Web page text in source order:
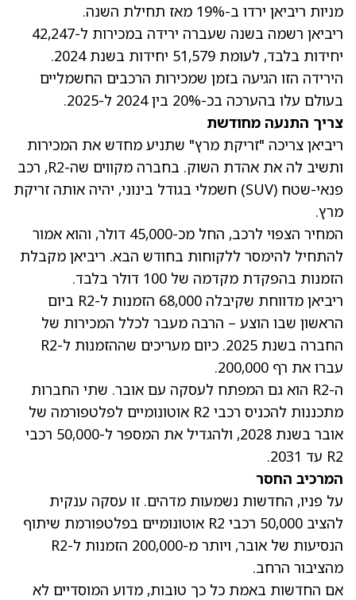
מניות ריביאן ירדו ב-19% מאז תחילת השנה.
ריביאן רשמה בשנה שעברה ירידה במכירות ל-42,247
יחידות בלבד, לעומת 51,579 יחידות בשנת 2024.
הירידה הזו הגיעה בזמן שמכירות הרכבים החשמליים
בעולם עלו בהערכה בכ-20% בין 2024 ל-2025.
צריך התנעה מחודשת
ריביאן צריכה "זריקת מרץ" שתניע מחדש את המכירות
ותשיב לה את אהדת השוק. בחברה מקווים שה-R2, רכב
פנאי-שטח (SUV) חשמלי בגודל בינוני, יהיה אותה זריקת
מרץ.
המחיר הצפוי לרכב, החל מכ-45,000 דולר, והוא אמור
להתחיל להימסר ללקוחות בחודש הבא. ריביאן מקבלת
הזמנות בהפקדת מקדמה של 100 דולר בלבד.
ריביאן מדווחת שקיבלה 68,000 הזמנות ל-R2 ביום
הראשון שבו הוצע – הרבה מעבר לכלל המכירות של
החברה בשנת 2025. כיום מעריכים שההזמנות ל-R2
עברו את רף 200,000.
ה-R2 הוא גם המפתח לעסקה עם אובר. שתי החברות
מתכננות להכניס רכבי R2 אוטונומיים לפלטפורמה של
אובר בשנת 2028, ולהגדיל את המספר ל-50,000 רכבי
R2 עד 2031.
המרכיב החסר
על פניו, החדשות נשמעות מדהים. זו עסקה ענקית
להציב 50,000 רכבי R2 אוטונומיים בפלטפורמת שיתוף
הנסיעות של אובר, ויותר מ-200,000 הזמנות ל-R2
מהציבור הרחב.
אם החדשות באמת כל כך טובות, מדוע המוסדיים לא